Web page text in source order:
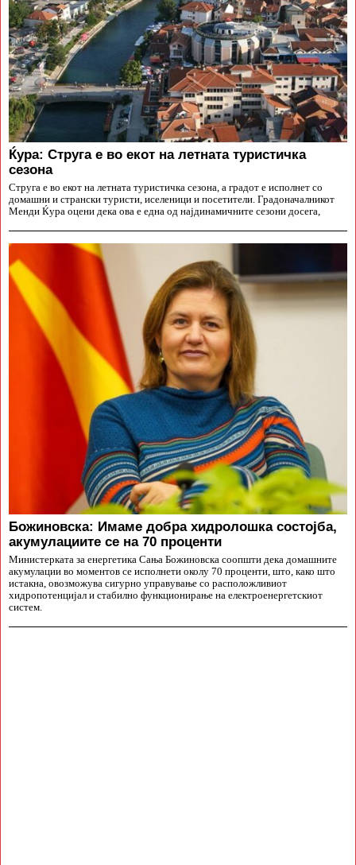
Ќура: Струга е во екот на летната туристичка
сезона
Струга е во екот на летната туристичка сезона, а градот е исполнет со
домашни и странски туристи, иселеници и посетители. Градоначалникот
Менди Ќура оцени дека ова е една од најдинамичните сезони досега,
Божиновска: Имаме добра хидролошка состојба,
акумулациите се на 70 проценти
Министерката за енергетика Сања Божиновска соопшти дека домашните
акумулации во моментов се исполнети околу 70 проценти, што, како што
истакна, овозможува сигурно управување со расположливиот
хидропотенцијал и стабилно функционирање на електроенергетскиот
систем.